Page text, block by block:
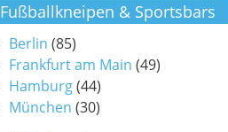
Fußballkneipen & Sportsbars
Berlin (85)
Frankfurt am Main (49)
Hamburg(44)
München (30)